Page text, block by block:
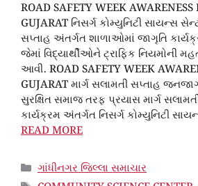
ROAD SAFETY WEEK AWARENESS
GUJARAT નિસર્ગ કોમ્યુનિટી સાયન્સ
સપ્તાહ અંતર્ગત શાળાઓમાં જાગૃતિ
જેમાં વિદ્યાર્થીઓને ટ્રાફિક નિયમોની
આવી. ROAD SAFETY WEEK
GUJARAT માર્ગ સલામતી સપ્તાહ
સુરક્ષિત સમાજ તરફ પ્રયાસ માર્ગ
કાર્યક્રમ અંતર્ગત નિસર્ગ કોમ્યુનિટી
READ MORE
CATEGORIES
ગાંધીનગર જિલ્લા સમાચાર